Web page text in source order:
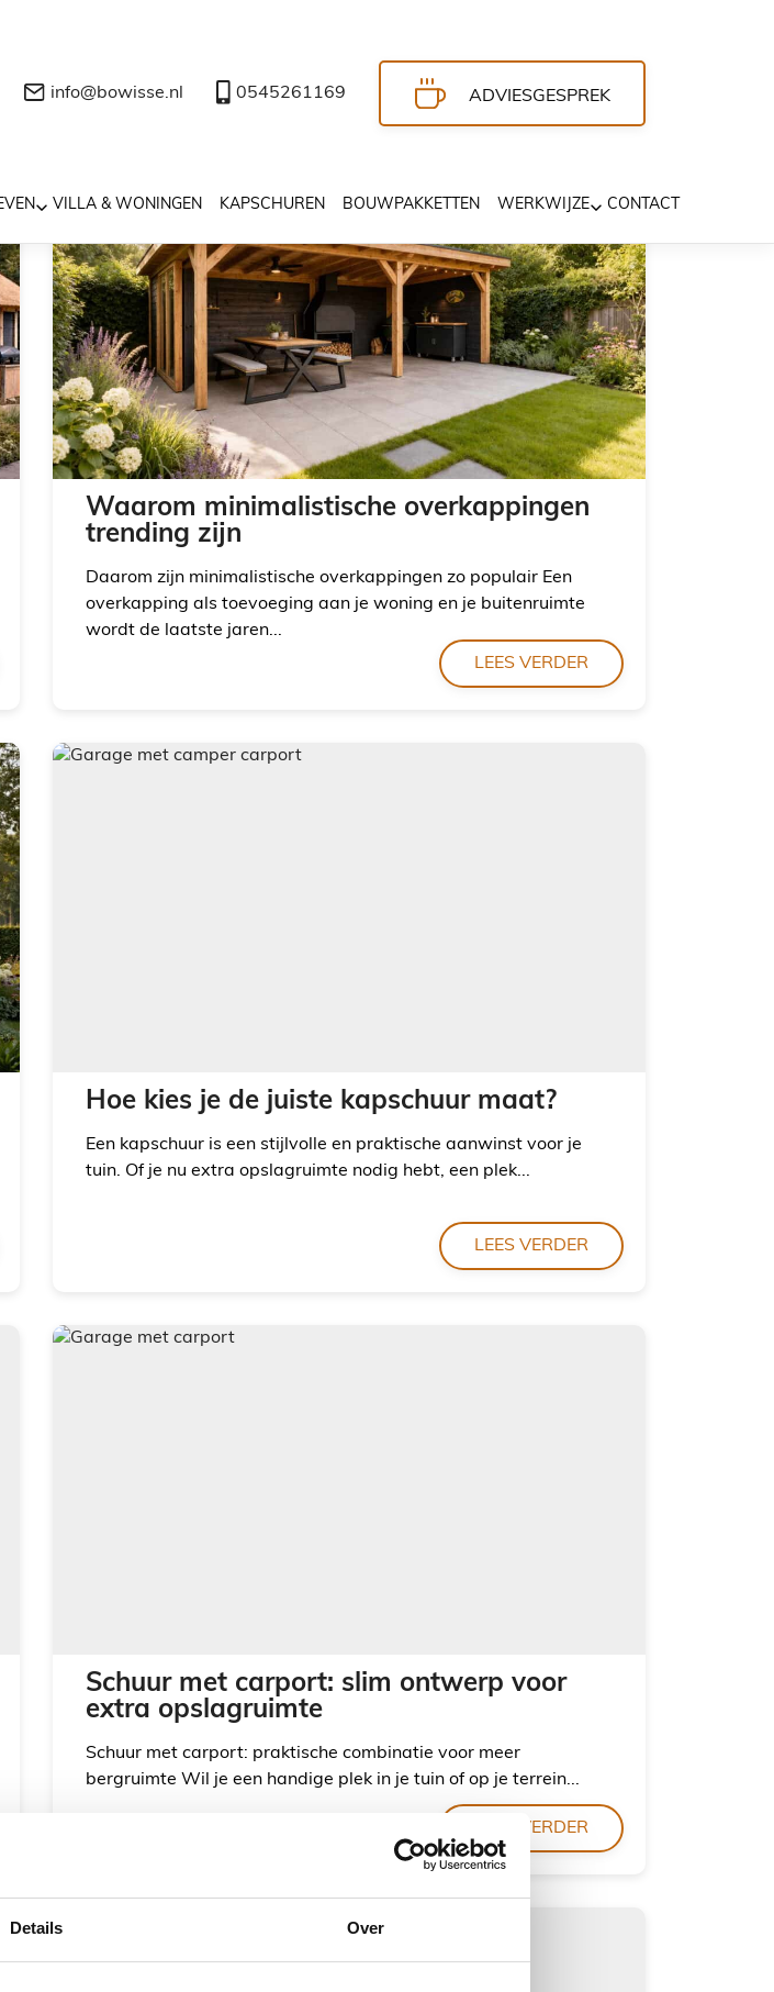
Details Over
info@bowisse.nl 0545261169 ADVIESGESPREK
VILLA & WONINGEN KAPSCHUREN BOUWPAKKETTEN WERKWIJZE CONTACT
Waarom minimalistische overkappingen
trending zijn
Daarom zijn minimalistische overkappingen zo populair Een
overkapping als toevoeging aan je woning en je buitenruimte
wordt de laatste jaren...
LEES VERDER
Hoe kies je de juiste kapschuur maat?
Een kapschuur is een stijlvolle en praktische aanwinst voor je
tuin. Of je nu extra opslagruimte nodig hebt, een plek...
LEES VERDER
Schuur met carport: slim ontwerp voor
extra opslagruimte
Schuur met carport: praktische combinatie voor meer
bergruimte Wil je een handige plek in je tuin of op je terrein...
LEES VERDER